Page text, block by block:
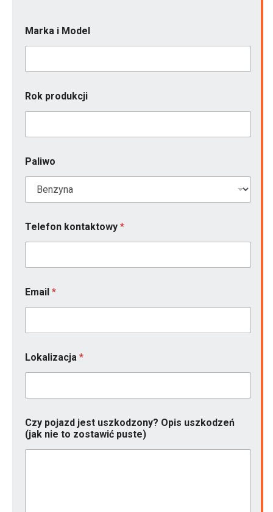
Marka i Model
Rok produkcji
Paliwo
Telefon kontaktowy *
Email *
Lokalizacja *
r
o
d
Czy pojazd jest uszkodzony? Opis uszkodzeń
(jak nie to zostawić puste)